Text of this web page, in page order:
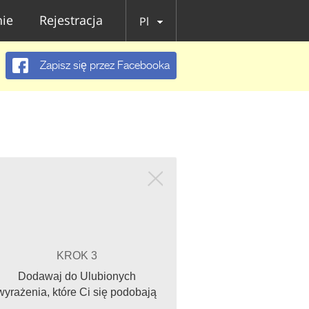
Rejestracja Pl
Zapisz się przez Facebooka
KROK 3
Dodawaj do Ulubionych
które Ci się podobają